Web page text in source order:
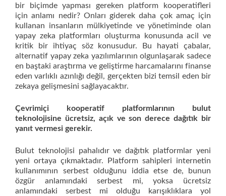
bir biçimde yapması gereken platform kooperatifleri
için anlamı nedir? Onları giderek daha çok amaç için
kullanan insanların mülkiyetinde ve yönetiminde olan
yapay zeka platformları oluşturma konusunda acil ve
kritik bir ihtiyaç söz konusudur. Bu hayati çabalar,
alternatif yapay zeka yazılımlarının olgunlaşarak sadece
en baştaki araştırma ve geliştirme harcamalarını finanse
eden varlıklı azınlığı değil, gerçekten bizi temsil eden bir
zekaya gelişmesini sağlayacaktır.
Çevrimiçi kooperatif platformlarının bulut
teknolojisine ücretsiz, açık ve son derece dağıtık bir
yanıt vermesi gerekir.
Bulut teknolojisi pahalıdır ve dağıtık platformlar yeni
yeni ortaya çıkmaktadır. Platform sahipleri internetin
kullanımının serbest olduğunu iddia etse de, bunun
özgür anlamındaki serbest mi, yoksa ücretsiz
anlamındaki serbest mi olduğu karışıklıklara yol